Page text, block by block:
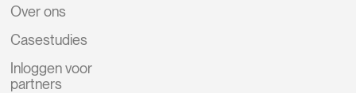
Over ons
Casestudies
Inloggen voor
partners